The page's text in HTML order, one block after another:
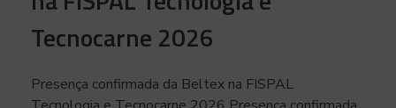
Tecnocarne 2026
Presença confirmada da Beltex na FISPAL